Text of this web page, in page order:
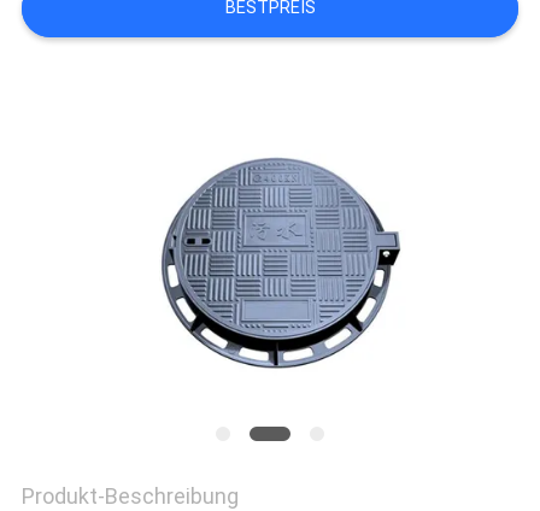
ANGEBOT
DATENSCHUTZRICHTLINIE
BESTPREIS
Produkt-Beschreibung